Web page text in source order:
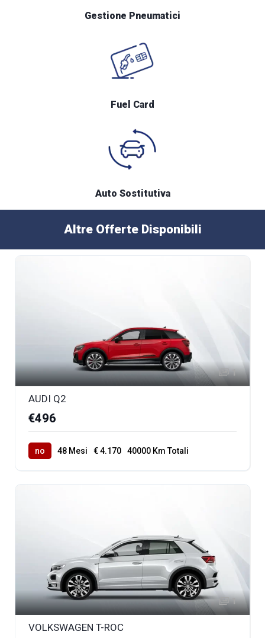
Gestione Pneumatici
Fuel Card
Auto Sostitutiva
Altre Offerte Disponibili
1
AUDI Q2
€496
no 48 Mesi € 4.170 40000 Km Totali
1
VOLKSWAGEN T-ROC